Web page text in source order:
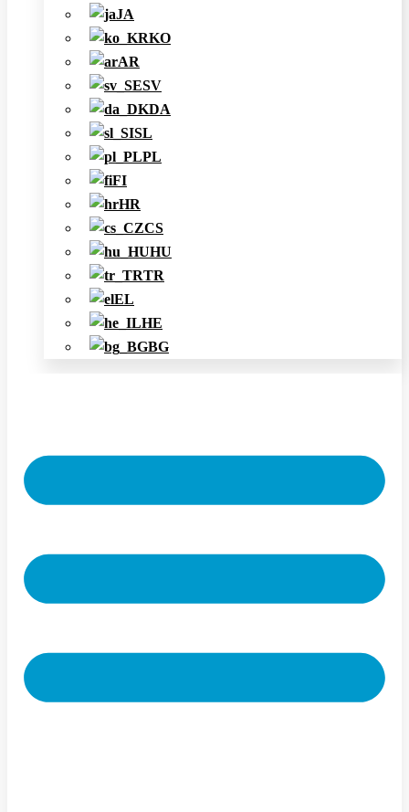
JA
KO
AR
SV
DA
SL
PL
FI
HR
CS
HU
TR
EL
HE
BG